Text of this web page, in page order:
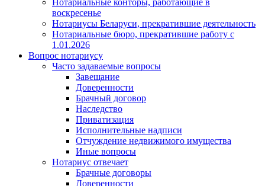
воскресенье
Нотариусы Беларуси, прекратившие деятельность
Нотариальные бюро, прекратившие работу с
1.01.2026
Вопрос нотариусу
Часто задаваемые вопросы
Завещание
Доверенности
Брачный договор
Наследство
Приватизация
Исполнительные надписи
Отчуждение недвижимого имущества
Иные вопросы
Нотариус отвечает
Брачные договоры
Доверенности